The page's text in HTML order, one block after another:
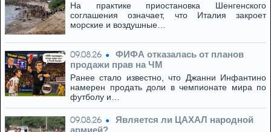
На практике приостановка Шенгенского
соглашения означает, что Италия закроет
морские и воздушные…
09.08.26
ФИФА отказалась от планов
продажи прав на ЧМ
Ранее стало известно, что Джанни Инфантино
намерен продать доли в чемпионате мира по
футболу и…
09.08.26
Является ли ЦАХАЛ народной
армией?